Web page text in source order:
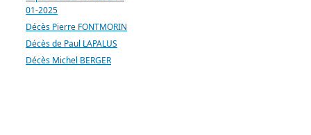
01-2025
Décès Pierre FONTMORIN
Décès de Paul LAPALUS
Décès Michel BERGER